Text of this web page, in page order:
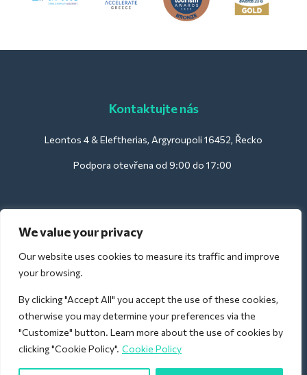
We value your privacy
Our website uses cookies to measure its traffic and improve
your browsing.
By clicking "Accept All" you accept the use of these cookies,
otherwise you may determine your preferences via the
"Customize" button. Learn more about the use of cookies by
clicking "Cookie Policy". Cookie Policy
Kontaktujte nás
Leontos 4 & Eleftherias, Argyroupoli 16452, Řecko
Podpora otevřena od 9:00 do 17:00
Pro hotely:
support@deliverback.com
Pro letiště:
airport@deliverback.com